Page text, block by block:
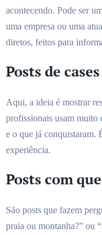
acontecendo. Pode ser
uma empresa ou uma
diretos, feitos para
Posts de
Aqui, a ideia é mostrar
profissionais usam muito
e o que já conquistaram.
experiência.
Posts com
São posts que fazem
praia ou montanha?” ou